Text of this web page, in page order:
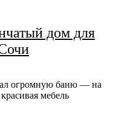
дом для
огромную баню — на
мебель